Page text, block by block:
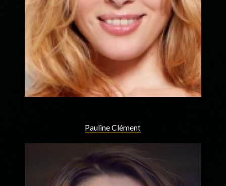
Pauline Clément